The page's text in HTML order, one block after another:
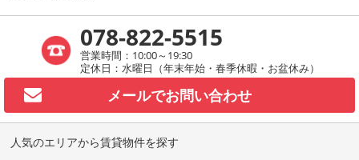
078-822-5515
営業時間：10:00～19:30
定休日：水曜日（年末年始・春季休暇・お盆休み）
メールでお問い合わせ
人気のエリアから賃貸物件を探す